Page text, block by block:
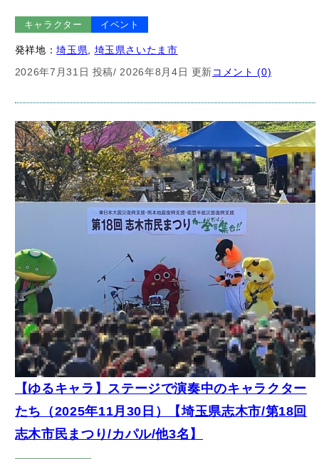
キャラクター イベント
発祥地：埼玉県
埼玉県さいたま市
2026年7月31日 投稿/ 2026年8月4日 更新コメント (0)
【ゆるキャラ】ステージで演奏中のキャラクター
たち（2025年11月30日）【埼玉県志木市/第18回
志木市民まつり/カパル/他3名】